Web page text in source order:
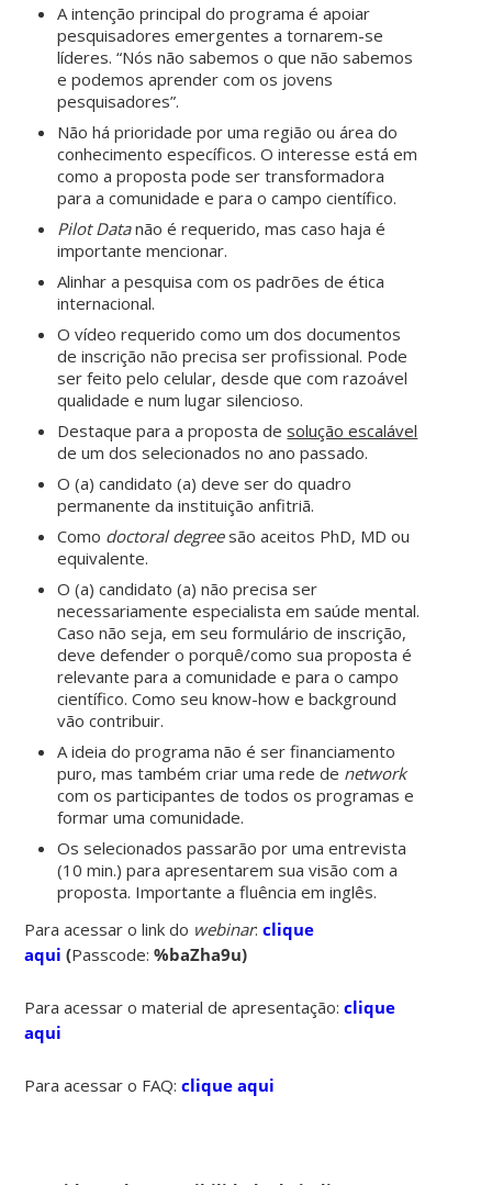
A intenção principal do programa é apoiar
pesquisadores emergentes a tornarem-se
líderes. “Nós não sabemos o que não sabemos
e podemos aprender com os jovens
pesquisadores”.
Não há prioridade por uma região ou área do
conhecimento específicos. O interesse está em
como a proposta pode ser transformadora
para a comunidade e para o campo científico.
Pilot Datanão é requerido, mas caso haja é
importante mencionar.
Alinhar a pesquisa com os padrões de ética
internacional.
O vídeo requerido como um dos documentos
de inscrição não precisa ser profissional. Pode
ser feito pelo celular, desde que com razoável
qualidade e num lugar silencioso.
Destaque para a proposta desolução escalável
de um dos selecionados no ano passado.
O (a) candidato (a) deve ser do quadro
permanente da instituição anfitriã.
Como doctoral degreesão aceitos PhD, MD ou
equivalente.
O (a) candidato (a) não precisa ser
necessariamente especialista em saúde mental.
Caso não seja, em seu formulário de inscrição,
deve defender o porquê/como sua proposta é
relevante para a comunidade e para o campo
científico. Como seu know-how e background
vão contribuir.
A ideia do programa não é ser financiamento
puro, mas também criar uma rede de network
com os participantes de todos os programas e
formar uma comunidade.
Os selecionados passarão por uma entrevista
(10 min.) para apresentarem sua visão com a
proposta. Importante a fluência em inglês.
Para acessar o link do webinar:clique
aqui (Passcode:%baZha9u)
Para acessar o material de apresentação:clique
aqui
Para acessar o FAQ:clique aqui